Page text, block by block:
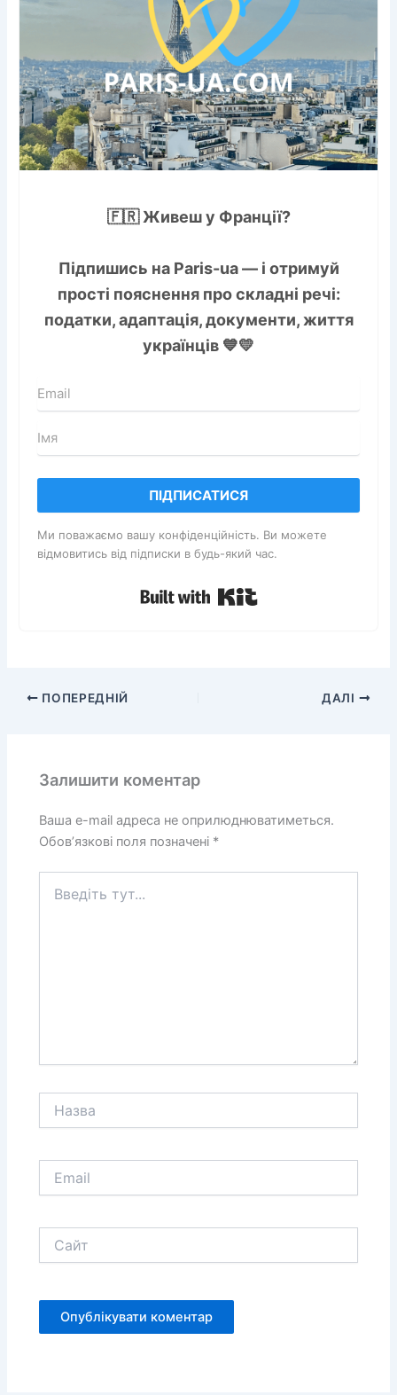
🇫🇷 Живеш у Франції?
Підпишись на Paris-ua— і отримуй
прості пояснення про складні речі:
податки, адаптація, документи, життя
українців 💙💛
ПІДПИСАТИСЯ
Ми поважаємо вашу конфіденційність. Ви можете
відмовитись від підписки в будь-який час.
ПОПЕРЕДНІЙ ДАЛІ
Залишити коментар
Ваша e-mail адреса не оприлюднюватиметься.
Обов’язкові поля позначені *
тут...